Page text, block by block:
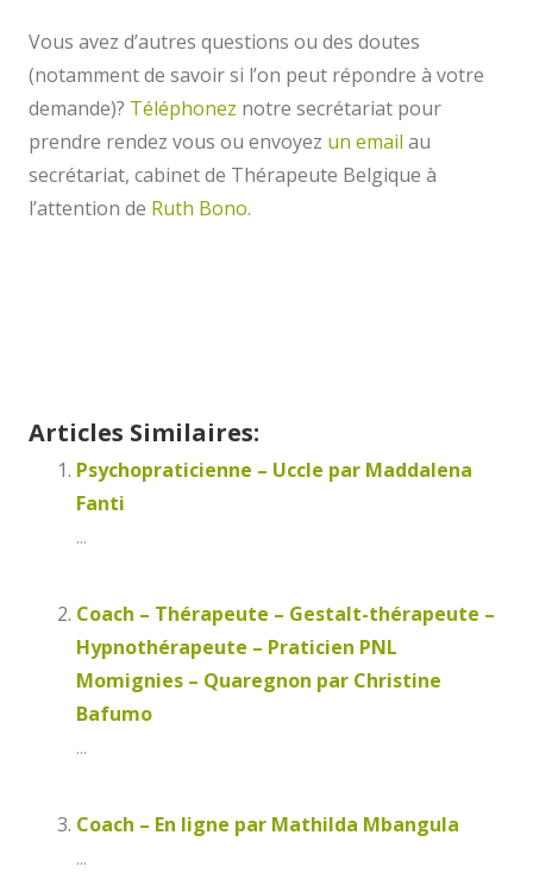
Vous avez d’autres questions ou des doutes
(notamment de savoir si l’on peut répondre à votre
demande)? Téléphonez notre secrétariat pour
prendre rendez vous ou envoyez un email au
secrétariat, cabinet de Thérapeute Belgique à
l’attention de Ruth Bono.
Articles Similaires:
Psychopraticienne – Uccle par Maddalena
Fanti
...
Coach – Thérapeute – Gestalt-thérapeute –
Hypnothérapeute – Praticien PNL
Momignies – Quaregnon par Christine
Bafumo
...
Coach – En ligne par Mathilda Mbangula
...